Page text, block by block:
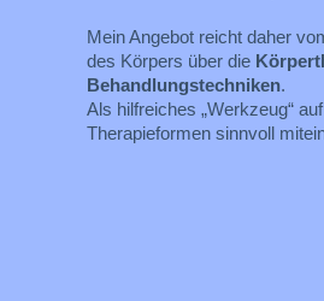
Mein Angebot reicht daher
des Körpers über die
Behandlungstechniken.
Als hilfreiches „Werkzeug“
Therapieformen sinnvoll